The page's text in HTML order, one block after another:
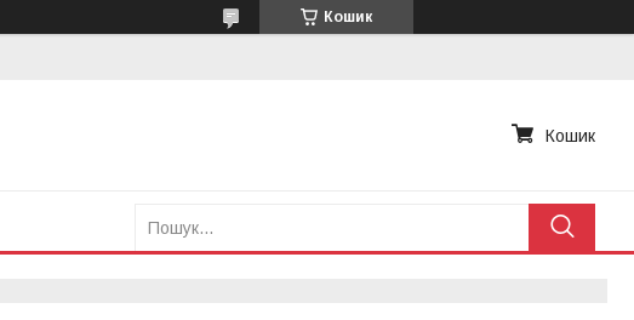
Кошик
Кошик